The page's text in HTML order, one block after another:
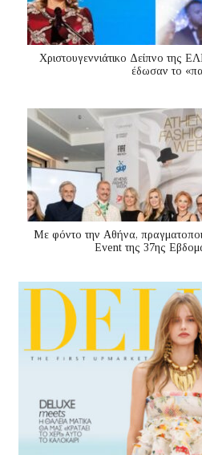
Χριστουγεννιάτικο Δείπνο της
έδωσαν το
Με φόντο την Αθήνα,
Event της 37ης